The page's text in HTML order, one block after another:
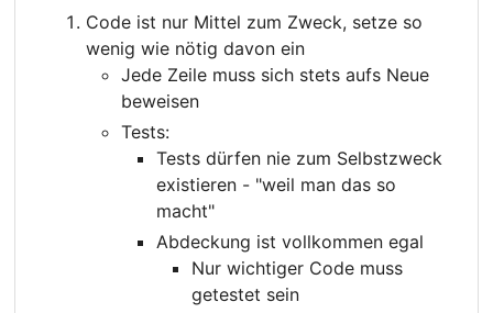
Code ist nur Mittel zum Zweck, setze so
wenig wie nötig davon ein
Jede Zeile muss sich stets aufs Neue
beweisen
Tests:
Tests dürfen nie zum Selbstzweck
existieren - "weil man das so
macht"
Abdeckung ist vollkommen egal
Nur wichtiger Code muss
getestet sein